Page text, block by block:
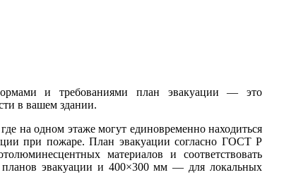
и требованиями план эвакуации — это
в вашем здании.
на одном этаже могут единовременно находиться
при пожаре. План эвакуации согласно ГОСТ Р
материалов и соответствовать
эвакуации и 400×300 мм — для локальных